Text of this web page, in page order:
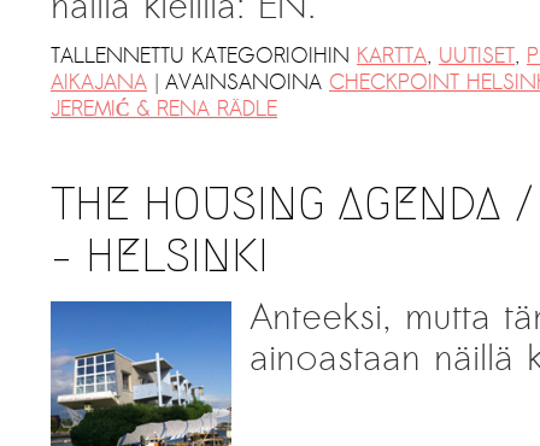
TALLENNETTU KATEGORIOIHIN KARTTA, UUTISET,
AIKAJANA | AVAINSANOINA CHECKPOINT
JEREMIĆ & RENA RÄDLE
THE HOUSING AGENDA
– HELSINKI
Anteeksi, mutta
ainoastaan näillä